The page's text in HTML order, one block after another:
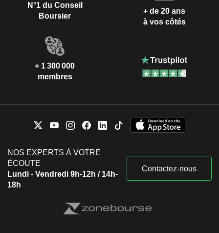
N°1 du Conseil
Boursier
+ de 20 ans
à vos côtés
+ 1 300 000
membres
NOS EXPERTS À VOTRE
ÉCOUTE
Lundi - Vendredi 9h-12h / 14h-
18h
Contactez-nous